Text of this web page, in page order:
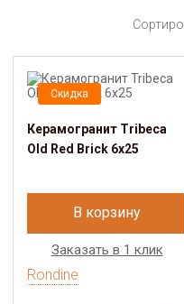
Скидка
Керамогранит Tribeca
Old Red Brick 6x25
В корзину
Заказать в 1 клик
Rondine